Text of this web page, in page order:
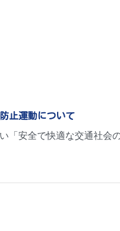
止運動について
「安全で快適な交通社会